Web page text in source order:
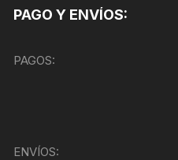
PAGO Y ENVÍOS:
PAGOS:
ENVÍOS: